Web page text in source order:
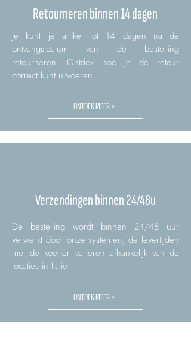
Retourneren binnen 14 dagen
Je kunt je artikel tot 14 dagen na de
ontvangstdatum van de bestelling
retourneren. Ontdek hoe je de retour
correct kunt uitvoeren.
ONTDEK MEER >
Verzendingen binnen 24/48u
De bestelling wordt binnen 24/48 uur
verwerkt door onze systemen, de levertijden
met de koerier variëren afhankelijk van de
locaties in Italië.
ONTDEK MEER >